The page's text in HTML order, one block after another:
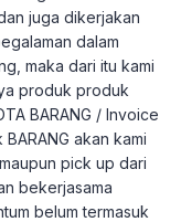
juga dikerjakan
dalam
maka dari itu kami
produk produk
BARANG / Invoice
akan kami
pick up dari
bekerjasama
belum termasuk